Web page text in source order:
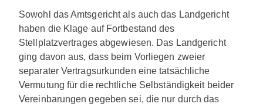
Sowohl das Amtsgericht als auch das Landgericht
haben die Klage auf Fortbestand des
Stellplatzvertrages abgewiesen. Das Landgericht
ging davon aus, dass beim Vorliegen zweier
separater Vertragsurkunden eine tatsächliche
Vermutung für die rechtliche Selbständigkeit beider
Vereinbarungen gegeben sei, die nur durch das